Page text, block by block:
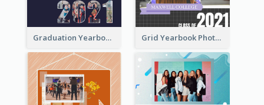
Graduation Yearbook Photo Book Grid Yearbook Photo Book